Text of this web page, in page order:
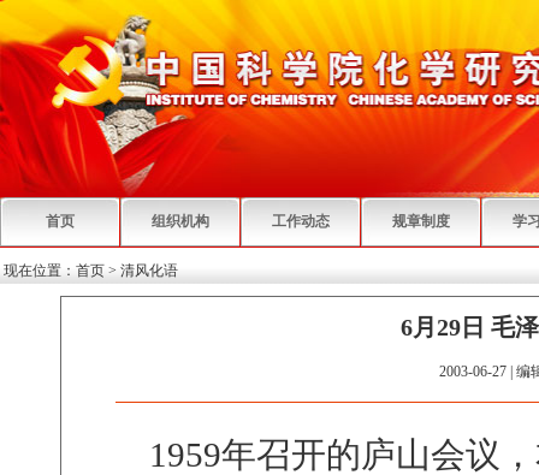
首页 组织机构 工作动态 规章制度 学
现在位置： 首页 > 清风化语
6月29日 毛
2003-06-27 | 编
1959年召开的庐山会议